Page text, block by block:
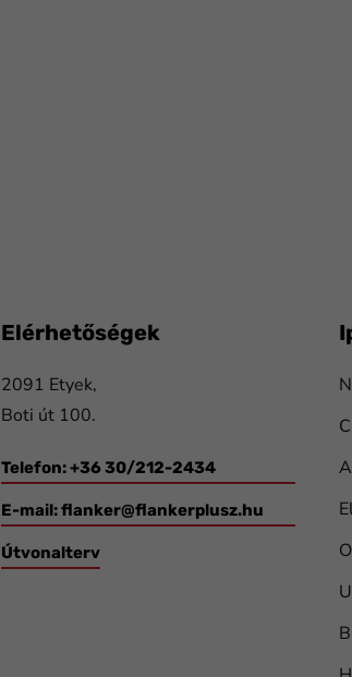
Elérhetőségek
2091 Etyek,
Boti út 100.
Telefon: +36 30/212-2434
E-mail:flanker@flankerplusz.hu
Útvonalterv